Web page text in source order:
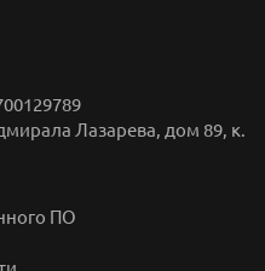
Лазарева, дом 89, к.
ПО